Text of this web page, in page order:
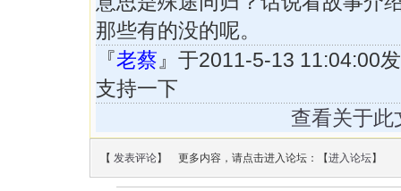
那些有的没的呢。
『老蔡 』于2011-5-13 11:04:00
支持一下
查看关于此
【 发表评论】 更多内容，请点击进入论坛：【进入论坛】